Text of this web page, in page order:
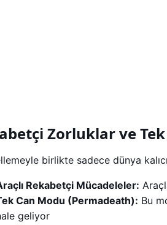
Zorluklar ve
birlikte sadece dünya
Rekabetçi Mücadeleler:
Can Modu (Permadeath): Bu
geliyor